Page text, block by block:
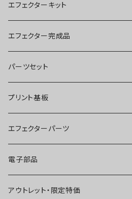
エフェクターキット
ブースター
オーバードライブ
ディストーション
ファズ
プリアンプ
空間系
エフェクター完成品
ブースター
オーバードライブ
ディストーション
ファズ
空間系
パーツセット
ブースター
オーバードライブ
ディストーション
ファズ
プリント基板
オーバードライブ
ディストーション
ファズ
エフェクターパーツ
スイッチ
ジャック
電子部品
IC
アウトレット・限定特価